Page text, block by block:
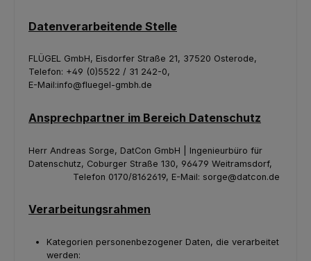
Datenverarbeitende Stelle
FLÜGEL GmbH, Eisdorfer Straße 21, 37520 Osterode,
Telefon: +49 (0)5522 / 31 242-0,
E-Mail:info@fluegel-gmbh.de
Ansprechpartner im Bereich Datenschutz
Herr Andreas Sorge, DatCon GmbH | Ingenieurbüro für
Datenschutz, Coburger Straße 130, 96479 Weitramsdorf,
Telefon 0170/8162619, E-Mail: sorge@datcon.de
Verarbeitungsrahmen
Kategorien personenbezogener Daten, die verarbeitet
werden: